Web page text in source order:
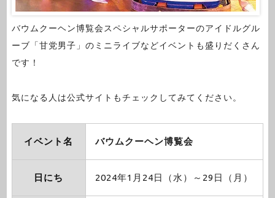
バウムクーヘン博覧会スペシャルサポーターのアイドルグル
ーブ「甘党男子」のミニライブなどイベントも盛りだくさん
です！
気になる人は公式サイトもチェックしてみてください。
イベント名 バウムクーヘン博覧会
日にち 2024年1月24日（水）～29日（月）